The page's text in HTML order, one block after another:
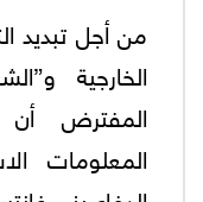
من أجل تبديد
الخارجية
المفترض
المعلومات